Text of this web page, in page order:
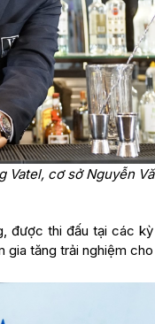
cơ sở Nguyễn
thi đấu tại các kỳ
tăng trải nghiệm